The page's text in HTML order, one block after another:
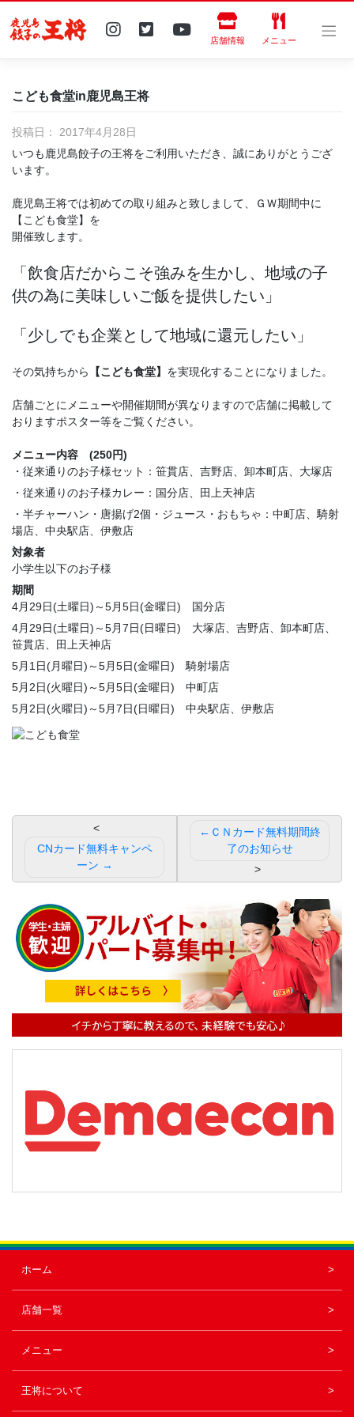
content
店舗情報 メニュー
こども食堂in鹿児島王将
投稿日： 2017年4月28日
いつも鹿児島餃子の王将をご利用いただき、誠にありがとうござ
います。
鹿児島王将では初めての取り組みと致しまして、ＧＷ期間中に
【こども食堂】を
開催致します。
「飲食店だからこそ強みを生かし、地域の子
供の為に美味しいご飯を提供したい」
「少しでも企業として地域に還元したい」
その気持ちから 【こども食堂】 を実現化することになりました。
店舗ごとにメニューや開催期間が異なりますので店舗に掲載して
おりますポスター等をご覧ください。
メニュー内容 (250円)
・従来通りのお子様セット：笹貫店、吉野店、卸本町店、大塚店
・従来通りのお子様カレー：国分店、田上天神店
・半チャーハン・唐揚げ2個・ジュース・おもちゃ：中町店、騎射
場店、中央駅店、伊敷店
対象者
小学生以下のお子様
期間
4月29日(土曜日)～5月5日(金曜日) 国分店
4月29日(土曜日)～5月7日(日曜日) 大塚店、吉野店、卸本町店、
笹貫店、田上天神店
5月1日(月曜日)～5月5日(金曜日) 騎射場店
5月2日(火曜日)～5月5日(金曜日) 中町店
5月2日(火曜日)～5月7日(日曜日) 中央駅店、伊敷店
ゲ
ー
シ
ン
ＣＮカード無料期間終
了のお知らせ
CNカード無料キャンペ
ーン
ホーム
店舗一覧
メニュー
王将について